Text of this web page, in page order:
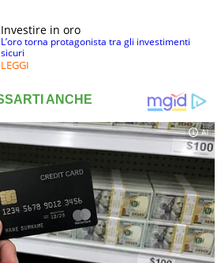
Investire in oro
L’oro torna protagonista tra gli investimenti
sicuri
LEGGI